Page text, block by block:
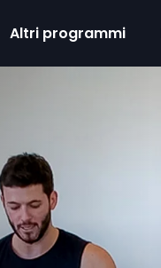
Altri programmi